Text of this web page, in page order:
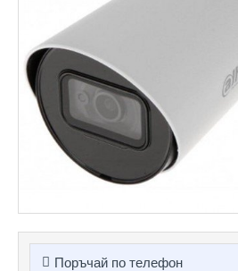
Поръчай по телефон